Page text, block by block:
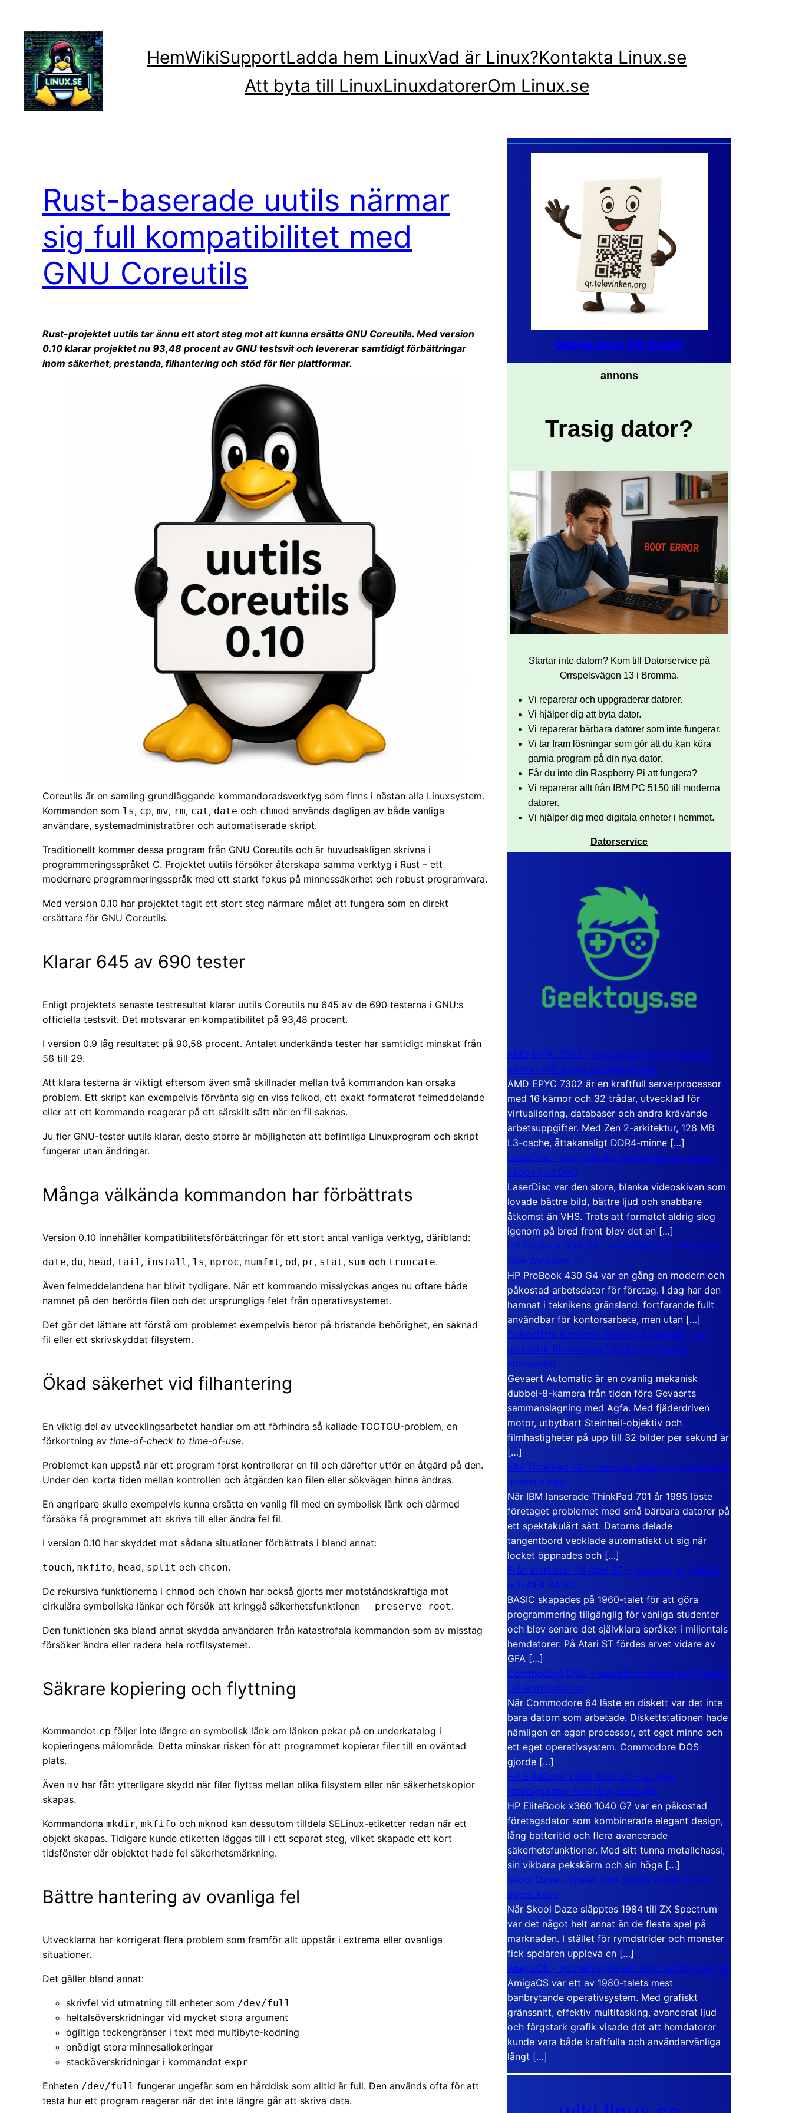
innehåll
HemWikiSupportLadda hem LinuxVad är Linux?Kontakta Linux.se
Att byta till LinuxLinuxdatorerOm Linux.se
Rust-baserade uutils närmar
sig full kompatibilitet med
GNU Coreutils
Rust-projektet uutils tar ännu ett stort steg mot att kunna ersätta GNU Coreutils. Med version
0.10 klarar projektet nu 93,48 procent av GNU testsvit och levererar samtidigt förbättringar
inom säkerhet, prestanda, filhantering och stöd för fler plattformar.
Coreutils är en samling grundläggande kommandoradsverktyg som finns i nästan alla Linuxsystem.
Kommandon som ls, cp, mv, rm, cat, date och chmod används dagligen av både vanliga
användare, systemadministratörer och automatiserade skript.
Traditionellt kommer dessa program från GNU Coreutils och är huvudsakligen skrivna i
programmeringsspråket C. Projektet uutils försöker återskapa samma verktyg i Rust – ett
modernare programmeringsspråk med ett starkt fokus på minnessäkerhet och robust programvara.
Med version 0.10 har projektet tagit ett stort steg närmare målet att fungera som en direkt
ersättare för GNU Coreutils.
Klarar 645 av 690 tester
Enligt projektets senaste testresultat klarar uutils Coreutils nu 645 av de 690 testerna i GNU:s
officiella testsvit. Det motsvarar en kompatibilitet på 93,48 procent.
I version 0.9 låg resultatet på 90,58 procent. Antalet underkända tester har samtidigt minskat från
56 till 29.
Att klara testerna är viktigt eftersom även små skillnader mellan två kommandon kan orsaka
problem. Ett skript kan exempelvis förvänta sig en viss felkod, ett exakt formaterat felmeddelande
eller att ett kommando reagerar på ett särskilt sätt när en fil saknas.
Ju fler GNU-tester uutils klarar, desto större är möjligheten att befintliga Linuxprogram och skript
fungerar utan ändringar.
Många välkända kommandon har förbättrats
Version 0.10 innehåller kompatibilitetsförbättringar för ett stort antal vanliga verktyg, däribland:
date, du, head, tail, install, ls, nproc, numfmt, od, pr, stat, sum och truncate.
Även felmeddelandena har blivit tydligare. När ett kommando misslyckas anges nu oftare både
namnet på den berörda filen och det ursprungliga felet från operativsystemet.
Det gör det lättare att förstå om problemet exempelvis beror på bristande behörighet, en saknad
fil eller ett skrivskyddat filsystem.
Ökad säkerhet vid filhantering
En viktig del av utvecklingsarbetet handlar om att förhindra så kallade TOCTOU-problem, en
förkortning av time-of-check to time-of-use.
Problemet kan uppstå när ett program först kontrollerar en fil och därefter utför en åtgärd på den.
Under den korta tiden mellan kontrollen och åtgärden kan filen eller sökvägen hinna ändras.
En angripare skulle exempelvis kunna ersätta en vanlig fil med en symbolisk länk och därmed
försöka få programmet att skriva till eller ändra fel fil.
I version 0.10 har skyddet mot sådana situationer förbättrats i bland annat:
touch, mkfifo, head, split och chcon.
De rekursiva funktionerna i chmod och chown har också gjorts mer motståndskraftiga mot
cirkulära symboliska länkar och försök att kringgå säkerhetsfunktionen --preserve-root.
Den funktionen ska bland annat skydda användaren från katastrofala kommandon som av misstag
försöker ändra eller radera hela rotfilsystemet.
Säkrare kopiering och flyttning
Kommandot cp följer inte längre en symbolisk länk om länken pekar på en underkatalog i
kopieringens målområde. Detta minskar risken för att programmet kopierar filer till en oväntad
plats.
Även mv har fått ytterligare skydd när filer flyttas mellan olika filsystem eller när säkerhetskopior
skapas.
Kommandona mkdir, mkfifo och mknod kan dessutom tilldela SELinux-etiketter redan när ett
objekt skapas. Tidigare kunde etiketten läggas till i ett separat steg, vilket skapade ett kort
tidsfönster där objektet hade fel säkerhetsmärkning.
Bättre hantering av ovanliga fel
Utvecklarna har korrigerat flera problem som framför allt uppstår i extrema eller ovanliga
situationer.
Det gäller bland annat:
skrivfel vid utmatning till enheter som /dev/full
heltalsöverskridningar vid mycket stora argument
ogiltiga teckengränser i text med multibyte-kodning
onödigt stora minnesallokeringar
stacköverskridningar i kommandot expr
Enheten /dev/full fungerar ungefär som en hårddisk som alltid är full. Den används ofta för att
testa hur ett program reagerar när det inte längre går att skriva data.
Skapa egna QR-koder
annons
Trasig dator?
Startar inte datorn? Kom till Datorservice på
Orrspelsvägen 13 i Bromma.
Vi reparerar och uppgraderar datorer.
Vi hjälper dig att byta dator.
Vi reparerar bärbara datorer som inte fungerar.
Vi tar fram lösningar som gör att du kan köra
gamla program på din nya dator.
Får du inte din Raspberry Pi att fungera?
Vi reparerar allt från IBM PC 5150 till moderna
datorer.
Vi hjälper dig med digitala enheter i hemmet.
Datorservice
AMD EPYC 7302 – sexton kärnor byggda för
servrar och tunga arbetsstationer
AMD EPYC 7302 är en kraftfull serverprocessor
med 16 kärnor och 32 trådar, utvecklad för
virtualisering, databaser och andra krävande
arbetsuppgifter. Med Zen 2-arkitektur, 128 MB
L3-cache, åttakanaligt DDR4-minne […]
LaserDisc – den jättelika filmskivan som visade
vägen mot DVD
LaserDisc var den stora, blanka videoskivan som
lovade bättre bild, bättre ljud och snabbare
åtkomst än VHS. Trots att formatet aldrig slog
igenom på bred front blev det en […]
HP ProBook 430 G4 – en arbetsdator från tiden
före Windows 11
HP ProBook 430 G4 var en gång en modern och
påkostad arbetsdator för företag. I dag har den
hamnat i teknikens gränsland: fortfarande fullt
användbar för kontorsarbete, men utan […]
Dubbelåtta Kameran Gevaert Automatic – en
mekanisk filmkamera från 8 mm-filmens
storhetstid
Gevaert Automatic är en ovanlig mekanisk
dubbel-8-kamera från tiden före Gevaerts
sammanslagning med Agfa. Med fjäderdriven
motor, utbytbart Steinheil-objektiv och
filmhastigheter på upp till 32 bilder per sekund är
[…]
IBM ThinkPad 701 – den lilla datorn som vecklade
ut sina vingar
När IBM lanserade ThinkPad 701 år 1995 löste
företaget problemet med små bärbara datorer på
ett spektakulärt sätt. Datorns delade
tangentbord vecklade automatiskt ut sig när
locket öppnades och […]
Från stordator till Atari ST – historien om BASIC
och GFA BASIC
BASIC skapades på 1960-talet för att göra
programmering tillgänglig för vanliga studenter
och blev senare det självklara språket i miljontals
hemdatorer. På Atari ST fördes arvet vidare av
GFA […]
Commodore DOS – operativsystemet som bodde
i diskettstationen
När Commodore 64 läste en diskett var det inte
bara datorn som arbetade. Diskettstationen hade
nämligen en egen processor, ett eget minne och
ett eget operativsystem. Commodore DOS
gjorde […]
HP EliteBook x360 1040 G7 – en lyxig
företagsdator med lång batteritid
HP EliteBook x360 1040 G7 var en påkostad
företagsdator som kombinerade elegant design,
lång batteritid och flera avancerade
säkerhetsfunktioner. Med sitt tunna metallchassi,
sin vikbara pekskärm och sin höga […]
Skool Daze – spelet som gjorde skolan till ett
öppet kaos
När Skool Daze släpptes 1984 till ZX Spectrum
var det något helt annat än de flesta spel på
marknaden. I stället för rymdstrider och monster
fick spelaren uppleva en […]
AmigaOS – operativsystemet som var före sin tid
AmigaOS var ett av 1980-talets mest
banbrytande operativsystem. Med grafiskt
gränssnitt, effektiv multitasking, avancerat ljud
och färgstark grafik visade det att hemdatorer
kunde vara både kraftfulla och användarvänliga
långt […]